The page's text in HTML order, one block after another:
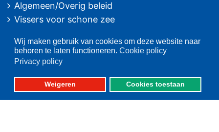
Wij maken gebruik van cookies om deze website naar
behoren te laten functioneren. Cookie policy
Privacy policy
Weigeren Cookies toestaan
Algemeen/Overig beleid
Vissers voor schone zee
Op deze website
Over VisNed
PO's
Vertegenwoordiging
Contact